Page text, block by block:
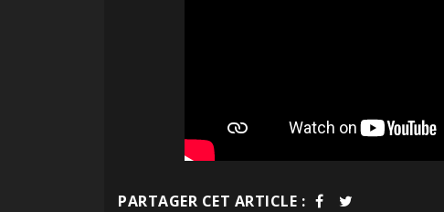
PARTAGER CET ARTICLE :